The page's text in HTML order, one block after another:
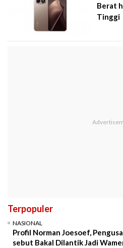
Berat
Tinggi
Terpopuler
NASIONAL
Profil Norman Joesoef,
sebut Bakal Dilantik Jadi